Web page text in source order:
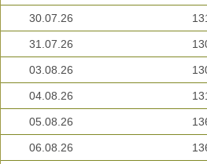
30.07.26
31.07.26
03.08.26
04.08.26
05.08.26
06.08.26